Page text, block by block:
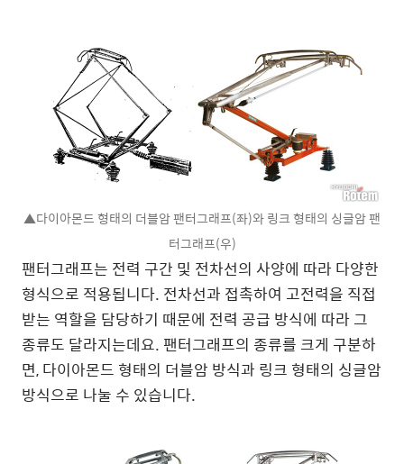
▲다이아몬드 형태의 더블암 팬터그래프(좌)와 링크 형태의 싱글암 팬
터그래프(우)
팬터그래프는 전력 구간 및 전차선의 사양에 따라 다양한
형식으로 적용됩니다. 전차선과 접촉하여 고전력을 직접
받는 역할을 담당하기 때문에 전력 공급 방식에 따라 그
종류도 달라지는데요. 팬터그래프의 종류를 크게 구분하
면, 다이아몬드 형태의 더블암 방식과 링크 형태의 싱글암
방식으로 나눌 수 있습니다.